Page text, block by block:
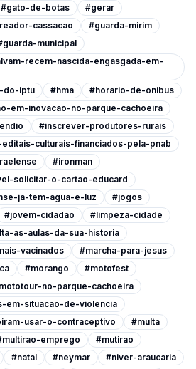
#gato-de-botas
#gerar
cassacao
#guarda-mirim
municipal
recem-nascida-engasgada-em-
do-iptu
#hma
#horario-de-onibus
em-inovacao-no-parque-cachoeira
#inscrever-produtores-rurais
culturais-financiados-pela-pnab
#ironman
solicitar-o-cartao-educard
ja-tem-agua-e-luz
#jogos
#jovem-cidadao
#limpeza-cidade
as-aulas-da-sua-historia
vacinados
#marcha-para-jesus
#morango
#motofest
no-parque-cachoeira
em-situacao-de-violencia
usar-o-contraceptivo
#multa
emprego
#mutirao
#natal #neymar
#niver-araucaria